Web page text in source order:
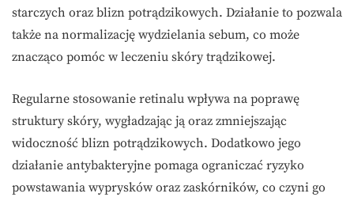
starczych oraz blizn potrądzikowych. Działanie to pozwala
także na normalizację wydzielania sebum, co może
znacząco pomóc w leczeniu skóry trądzikowej.
Regularne stosowanie retinalu wpływa na poprawę
struktury skóry, wygładzając ją oraz zmniejszając
widoczność blizn potrądzikowych. Dodatkowo jego
działanie antybakteryjne pomaga ograniczać ryzyko
powstawania wyprysków oraz zaskórników, co czyni go